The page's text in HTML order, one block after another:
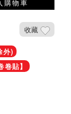
購物車
收藏
外)
貼】